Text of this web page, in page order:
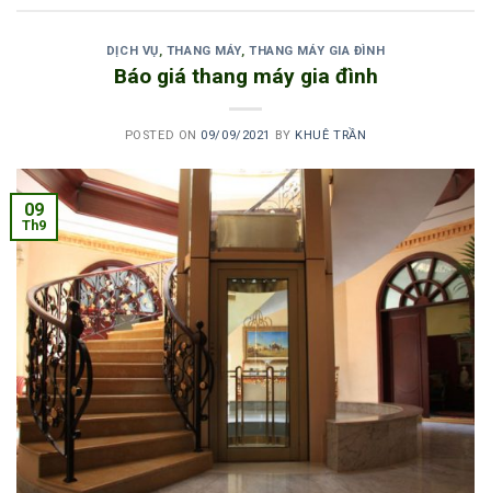
DỊCH VỤ, THANG MÁY,THANG MÁY GIA ĐÌNH
Báo giá thang máy gia đình
POSTED ON 09/09/2021 BY KHUÊ TRẦN
09
Th9